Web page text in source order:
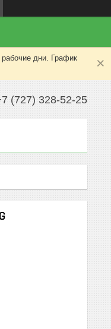
дни. График
(727) 328-52-25